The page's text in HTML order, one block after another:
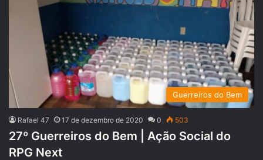
Guerreiros do Bem
Rafael 47 17 de dezembro de 2020 0 503
27º Guerreiros do Bem | Ação Social do
RPG Next